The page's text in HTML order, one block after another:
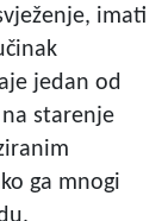
imati
jedan od
starenje
ga mnogi